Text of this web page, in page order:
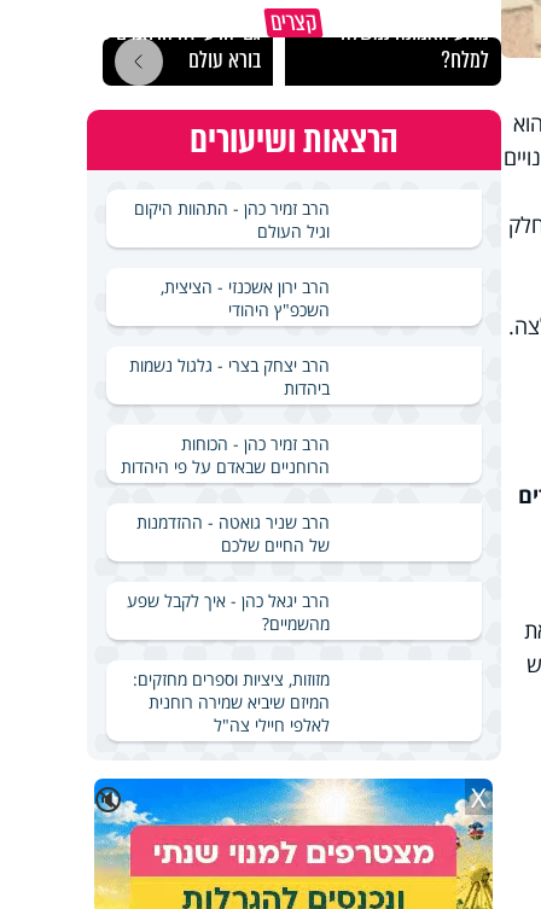
קצרים
מדוע האמונה נמשלה
למלח?
גם ׳הרע׳ זה הרחמים של
בורא עולם
הרצאות ושיעורים
הרב זמיר כהן - התהוות היקום
וגיל העולם
הרב ירון אשכנזי - הציצית,
השכפ"ץ היהודי
הרב יצחק בצרי - גלגול נשמות
ביהדות
הרב זמיר כהן - הכוחות
הרוחניים שבאדם על פי היהדות
הרב שניר גואטה - ההזדמנות
של החיים שלכם
הרב יגאל כהן - איך לקבל שפע
מהשמיים?
מזוזות, ציציות וספרים מחזקים:
המיזם שיביא שמירה רוחנית
לאלפי חיילי צה"ל
🔇 X